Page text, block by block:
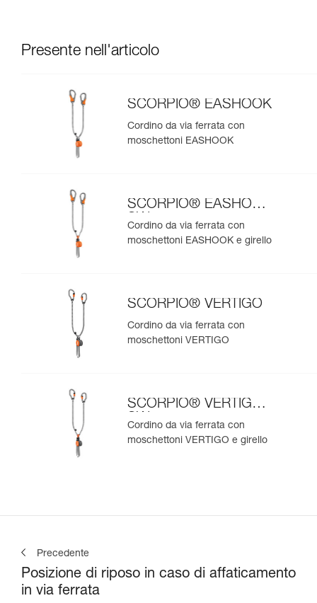
Presente nell'articolo
SCORPIO® EASHOOK
Cordino da via ferrata con
moschettoni EASHOOK
SCORPIO® EASHOOK
SW
Cordino da via ferrata con
moschettoni EASHOOK e girello
SCORPIO® VERTIGO
Cordino da via ferrata con
moschettoni VERTIGO
SCORPIO® VERTIGO
SW
Cordino da via ferrata con
moschettoni VERTIGO e girello
Precedente
Posizione di riposo in caso di affaticamento
in via ferrata